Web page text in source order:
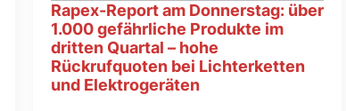
Rapex-Report am Donnerstag: über
1.000 gefährliche Produkte im
dritten Quartal – hohe
Rückrufquoten bei Lichterketten
und Elektrogeräten